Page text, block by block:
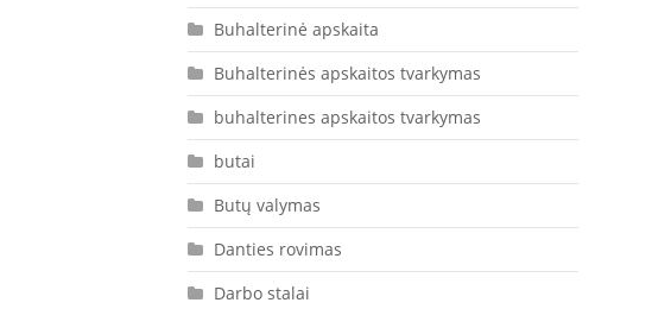
Buhalterinė apskaita
Buhalterinės apskaitos tvarkymas
buhalterines apskaitos tvarkymas
butai
Butų valymas
Danties rovimas
Darbo stalai